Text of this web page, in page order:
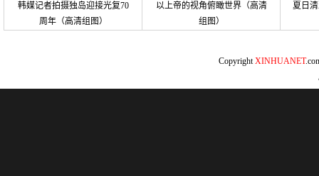
韩媒记者拍摄独岛迎接光复70
周年（高清组图）
以上帝的视角俯瞰世界（高清
组图）
夏日
CopyrightXINHUANET